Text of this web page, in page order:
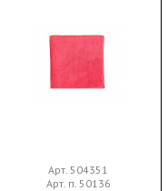
Арт. 504351
Арт. п. 50136